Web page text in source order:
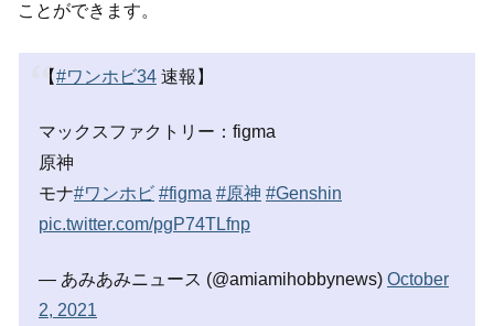
ことができます。
【#ワンホビ34 速報】
マックスファクトリー：figma
原神
モナ#ワンホビ #figma #原神 #Genshin
pic.twitter.com/pgP74TLfnp
— あみあみニュース (@amiamihobbynews) October
2, 2021